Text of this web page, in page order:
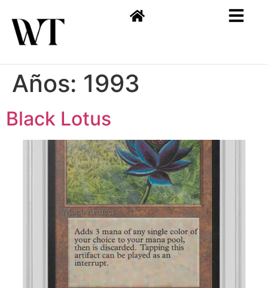
Años: 1993
Black Lotus